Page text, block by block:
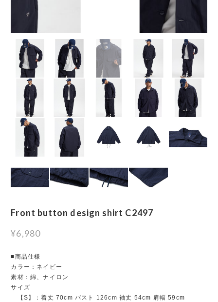
Front button design shirt C2497
¥6,980
■商品仕様
カラー：ネイビー
素材：綿、ナイロン
サイズ
【S】：着丈 70cm バスト 126cm 袖丈 54cm 肩幅 59cm